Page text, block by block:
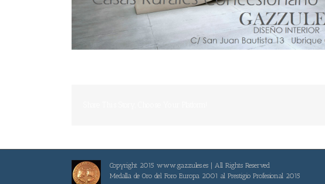
Copyright 2015 www.gazzules.es | All Rights Reserved
Medalla de Oro del Foro Europa 2001 al Prestigio Profesional 2015